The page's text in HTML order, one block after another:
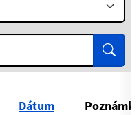
Dátum